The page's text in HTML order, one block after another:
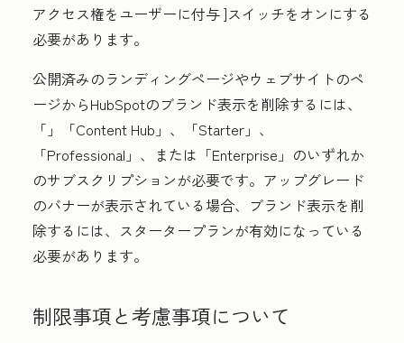
アクセス権をユーザーに付与]スイッチをオンにする
必要があります。
公開済みのランディングページやウェブサイトのペ
ージからHubSpotのブランド表示を削除するには、
「 」「Content Hub」 、「Starter」 、
「Professional」 、または「Enterprise」 のいずれか
のサブスクリプションが必要です。アップグレード
のバナーが表示されている場合、ブランド表示を削
除するには、スタータープランが有効になっている
必要があります。
制限事項と考慮事項について